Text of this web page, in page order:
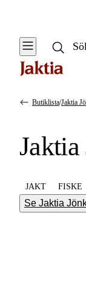
Butiklista/Jaktia
JAKT FISKE
Se Jaktia